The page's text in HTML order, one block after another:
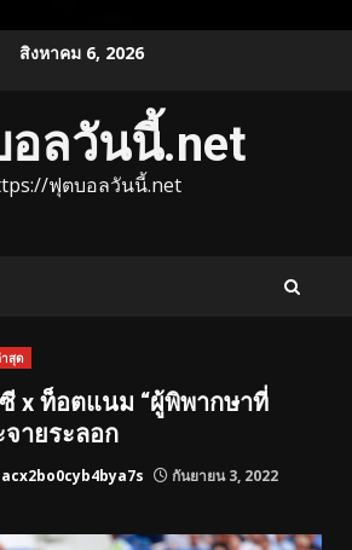
สิงหาคม 6, 2026
ลวันนี้.net
ฟุตบอลวันนี้.net
สุด
x ท็อตแนม “ผู้พิพากษาที่
จายระลอก
กันยายน 3, 2022